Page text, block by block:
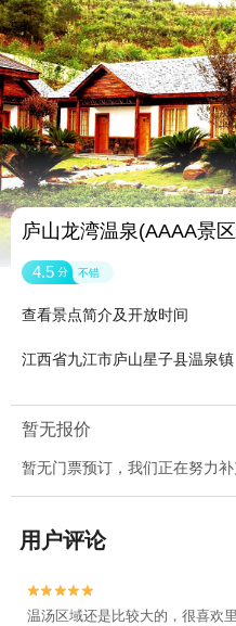
庐山龙湾温泉(AAAA景
4.5 分 不错
查看景点简介及开放时间
江西省九江市庐山星子县温泉镇
暂无报价
暂无门票预订，我们正在努力
用户评论


温汤区域还是比较大的，很喜欢
